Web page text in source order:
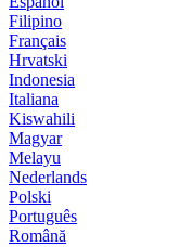
Filipino
Français
Hrvatski
Indonesia
Italiana
Kiswahili
Magyar
Melayu
Nederlands
Polski
Português
Română